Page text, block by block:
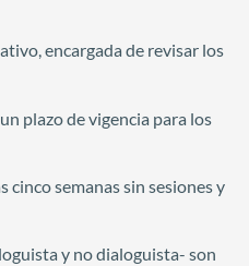
encargada de revisar los
plazo de vigencia para los
cinco semanas sin sesiones y
y no dialoguista- son